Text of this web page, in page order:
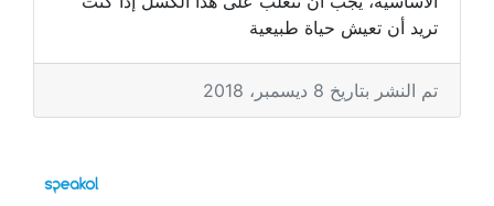
تريد أن تعيش حياة طبيعية
تم النشر بتاريخ 8 ديسمبر، 2018